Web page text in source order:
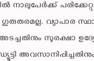
നാലുപേര്‍ക്ക്
വ്യാപാര
സുരക്ഷാ